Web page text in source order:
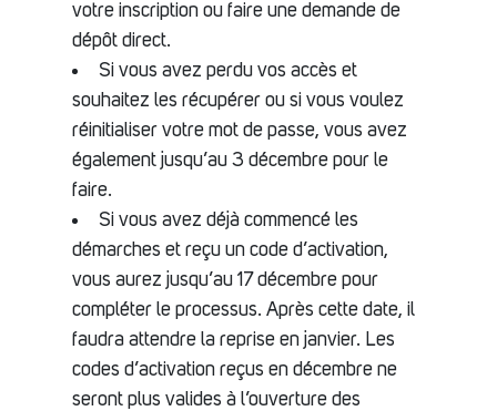
votre inscription ou faire une demande de
dépôt direct.
Si vous avez perdu vos accès et
souhaitez les récupérer ou si vous voulez
réinitialiser votre mot de passe, vous avez
également jusqu’au 3 décembre pour le
faire.
Si vous avez déjà commencé les
démarches et reçu un code d’activation,
vous aurez jusqu’au 17 décembre pour
compléter le processus. Après cette date, il
faudra attendre la reprise en janvier. Les
codes d’activation reçus en décembre ne
seront plus valides à l’ouverture des